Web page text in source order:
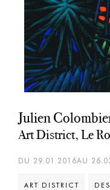
Julien
Art District, Le
DU 29.01.2016AU
ART DISTRICT